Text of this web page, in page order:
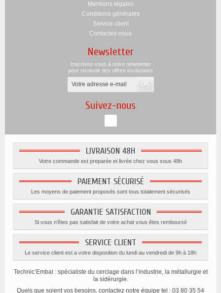
Mentions légales
Conditions générales
Service client
Contactez-nous
Newsletter
Inscrivez-vous à notre newsletter
pour recevoir des offres exclusives
Suivez-nous
LIVRAISON 48H
Votre commande est preparée et livrée chez vous sous 48h
PAIEMENT SÉCURISÉ
Les moyens de paiement proposés sont tous totalement sécurisés
GARANTIE SATISFACTION
Si vous n'êtes pas satisfait de votre achat vous êtes remboursé
SERVICE CLIENT
Le service client est a votre disposition du lundi au vendredi de 9h à 18h
Technic’Embal : spécialiste du cerclage dans l’industrie, la métallurgie et
la sidérurgie.
Quels que soient vos besoins, contactez notre équipe tel : 03 80 35 54